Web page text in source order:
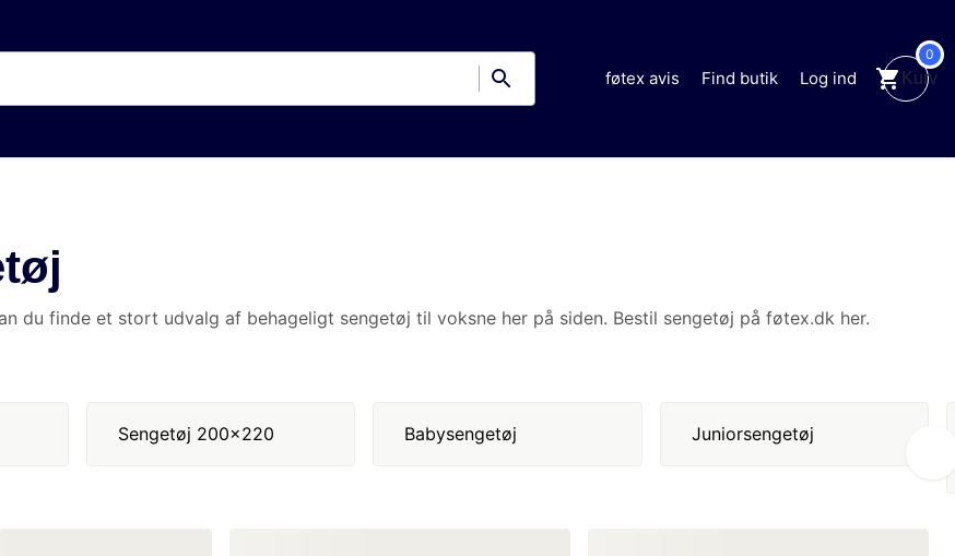
føtex avis Find butik Log ind Kurv
0
stort udvalg af behageligt sengetøj til voksne her på siden. Bestil sengetøj på føtex.dk her.
200x220 Babysengetøj Juniorsengetøj Sengetøj med kendte motiver